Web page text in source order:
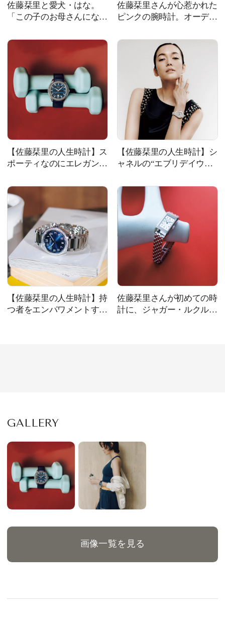
佐藤栞里と愛犬・はな。
「この子のお母さんになり
っても可愛い娘」
佐藤栞里さんが心惹かれた
ピンクの腕時計。オーデマ
フショア」
【佐藤栞里の人生時計】ス
ポーティなのにエレガン
魅力
【佐藤栞里の人生時計】シ
ャネルの“エブリデイウォ
【佐藤栞里の人生時計】持
つ者をエンパワメントす
佐藤栞里さんが初めての時
計に、ジャガー・ルクルト
GALLERY
画像一覧を見る